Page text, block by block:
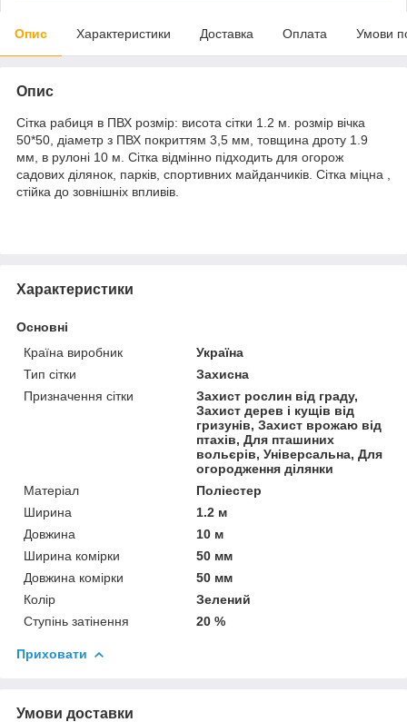
Опис Характеристики Доставка Оплата Умови
Опис
Сітка рабиця в ПВХ розмір: висота сітки 1.2 м. розмір вічка
50*50, діаметр з ПВХ покриттям 3,5 мм, товщина дроту 1.9
мм, в рулоні 10 м. Сітка відмінно підходить для огорож
садових ділянок, парків, спортивних майданчиків. Сітка міцна ,
стійка до зовнішніх впливів.
Характеристики
Основні
Країна виробник
Україна
Тип сітки
Захисна
Призначення сітки
Захист рослин від граду,
Захист дерев і кущів від
гризунів, Захист врожаю від
птахів, Для пташиних
вольєрів, Універсальна, Для
огородження ділянки
Матеріал
Поліестер
Ширина
1.2 м
Довжина
10 м
Ширина комірки
50 мм
Довжина комірки
50 мм
Колір
Зелений
Ступінь затінення
20 %
Приховати
Умови доставки